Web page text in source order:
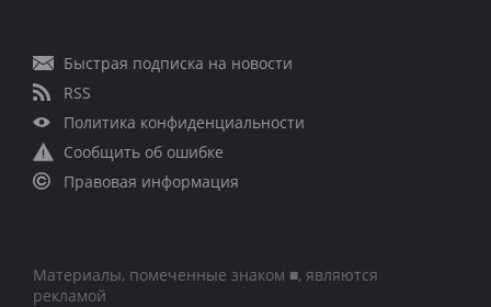
Быстрая подписка на новости
RSS
Политика конфиденциальности
Сообщить об ошибке
Правовая информация
Материалы, помеченные знаком ■, являются
рекламой